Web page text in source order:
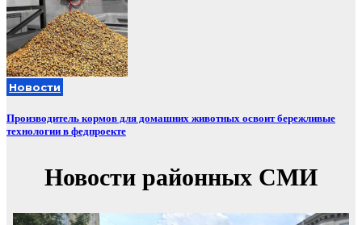
Новости
Производитель кормов для домашних животных освоит бережливые
технологии в федпроекте